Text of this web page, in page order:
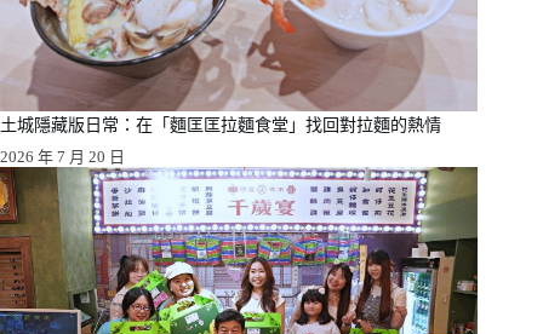
土城隱藏版日常：在「麵匡匡拉麵食堂」找回對拉麵的熱情
2026 年 7 月 20 日